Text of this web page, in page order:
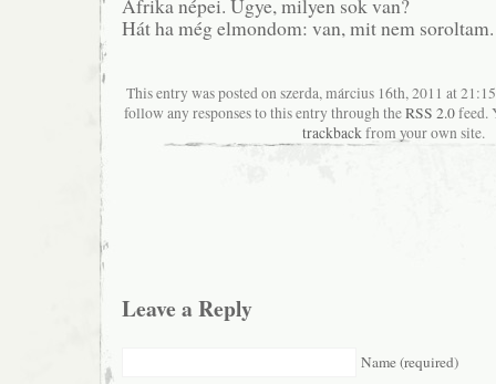
Afrika népei. Ugye, milyen sok van?
Hát ha még elmondom: van, mit nem soroltam.
This entry was posted on szerda, március 16th, 2011 at
follow any responses to this entry through theRSS 2.0feed.
trackbackfrom your own site.
Leave a Reply
Name (required)